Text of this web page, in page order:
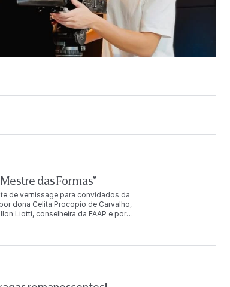
das Formas”
de vernissage para convidados da
dona Celita Procopio de Carvalho,
Liotti, conselheira da FAAP e por
pelo Instituto Totex em parceria com a